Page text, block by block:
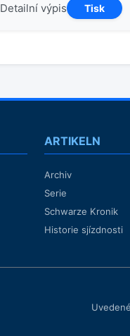
Detailní výpis
ARTIKELN
Archiv
Serie
Schwarze Kronik
Historie sjízdnosti